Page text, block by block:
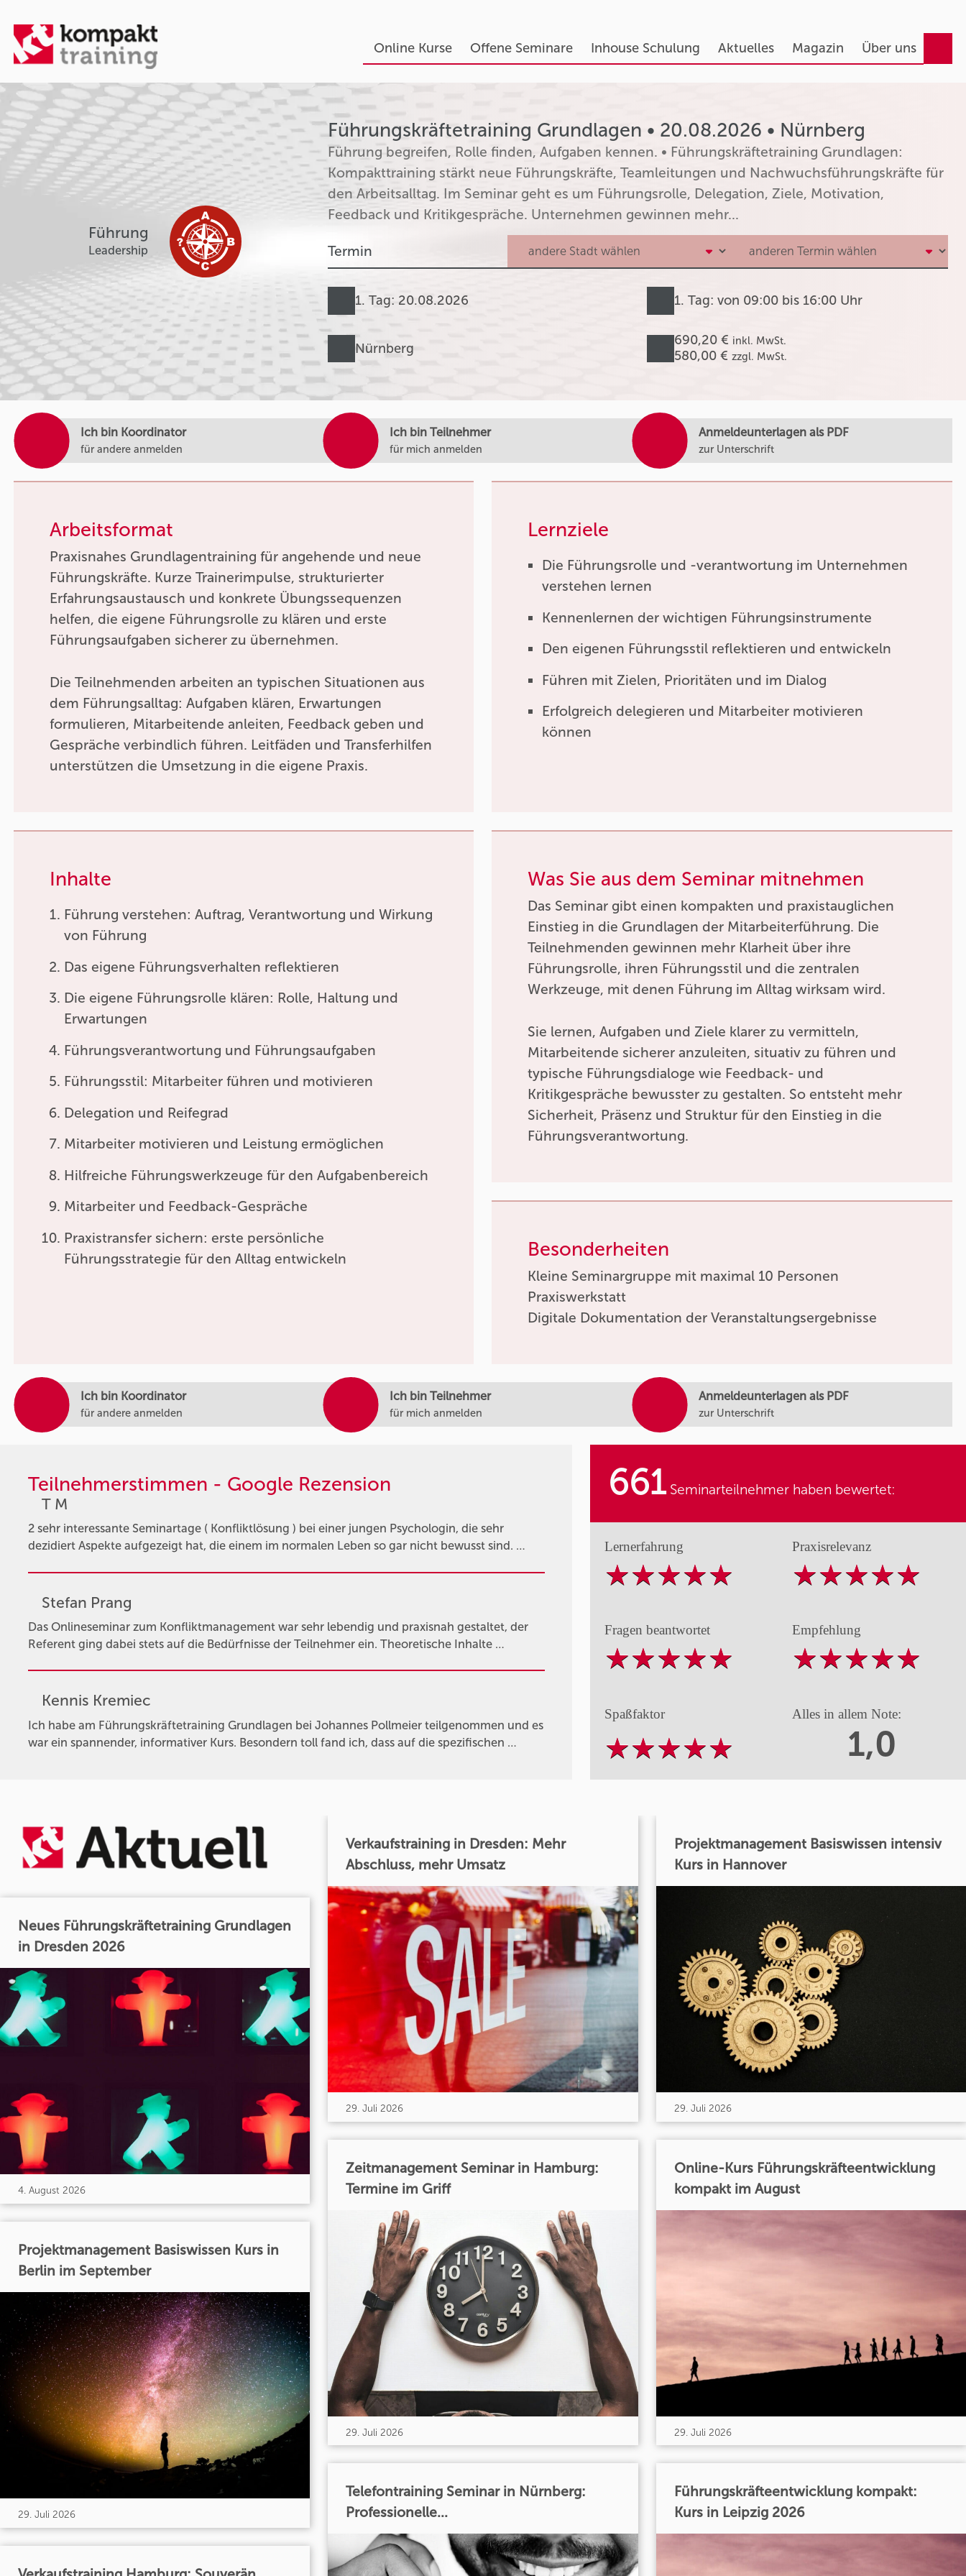
Online Kurse Offene Seminare Inhouse Schulung Aktuelles Magazin Über uns
Führung
Leadership
Führungskräftetraining Grundlagen • 20.08.2026 • Nürnberg
Führung begreifen, Rolle finden, Aufgaben kennen. • Führungskräftetraining Grundlagen:
Kompakttraining stärkt neue Führungskräfte, Teamleitungen und Nachwuchsführungskräfte für
den Arbeitsalltag. Im Seminar geht es um Führungsrolle, Delegation, Ziele, Motivation,
Feedback und Kritikgespräche. Unternehmen gewinnen mehr...
Termin
1. Tag: 20.08.2026 1. Tag: von 09:00 bis 16:00 Uhr
Nürnberg
690,20 € inkl. MwSt.
580,00 € zzgl. MwSt.
Ich bin Koordinator
für andere anmelden
Ich bin Teilnehmer
für mich anmelden
Anmeldeunterlagen als PDF
zur Unterschrift
Arbeitsformat
Praxisnahes Grundlagentraining für angehende und neue
Führungskräfte. Kurze Trainerimpulse, strukturierter
Erfahrungsaustausch und konkrete Übungssequenzen
helfen, die eigene Führungsrolle zu klären und erste
Führungsaufgaben sicherer zu übernehmen.
Die Teilnehmenden arbeiten an typischen Situationen aus
dem Führungsalltag: Aufgaben klären, Erwartungen
formulieren, Mitarbeitende anleiten, Feedback geben und
Gespräche verbindlich führen. Leitfäden und Transferhilfen
unterstützen die Umsetzung in die eigene Praxis.
Lernziele
Die Führungsrolle und -verantwortung im Unternehmen
verstehen lernen
Kennenlernen der wichtigen Führungsinstrumente
Den eigenen Führungsstil reflektieren und entwickeln
Führen mit Zielen, Prioritäten und im Dialog
Erfolgreich delegieren und Mitarbeiter motivieren
können
Inhalte
Führung verstehen: Auftrag, Verantwortung und Wirkung
von Führung
Das eigene Führungsverhalten reflektieren
Die eigene Führungsrolle klären: Rolle, Haltung und
Erwartungen
Führungsverantwortung und Führungsaufgaben
Führungsstil: Mitarbeiter führen und motivieren
Delegation und Reifegrad
Mitarbeiter motivieren und Leistung ermöglichen
Hilfreiche Führungswerkzeuge für den Aufgabenbereich
Mitarbeiter und Feedback-Gespräche
Praxistransfer sichern: erste persönliche
Führungsstrategie für den Alltag entwickeln
Was Sie aus dem Seminar mitnehmen
Das Seminar gibt einen kompakten und praxistauglichen
Einstieg in die Grundlagen der Mitarbeiterführung. Die
Teilnehmenden gewinnen mehr Klarheit über ihre
Führungsrolle, ihren Führungsstil und die zentralen
Werkzeuge, mit denen Führung im Alltag wirksam wird.
Sie lernen, Aufgaben und Ziele klarer zu vermitteln,
Mitarbeitende sicherer anzuleiten, situativ zu führen und
typische Führungsdialoge wie Feedback- und
Kritikgespräche bewusster zu gestalten. So entsteht mehr
Sicherheit, Präsenz und Struktur für den Einstieg in die
Führungsverantwortung.
Besonderheiten
Kleine Seminargruppe mit maximal 10 Personen
Praxiswerkstatt
Digitale Dokumentation der Veranstaltungsergebnisse
Ich bin Koordinator
für andere anmelden
Ich bin Teilnehmer
für mich anmelden
Anmeldeunterlagen als PDF
zur Unterschrift
Teilnehmerstimmen - Google Rezension
T M
2 sehr interessante Seminartage ( Konfliktlösung ) bei einer jungen Psychologin, die sehr
dezidiert Aspekte aufgezeigt hat, die einem im normalen Leben so gar nicht bewusst sind. …
Stefan Prang
Das Onlineseminar zum Konfliktmanagement war sehr lebendig und praxisnah gestaltet, der
Referent ging dabei stets auf die Bedürfnisse der Teilnehmer ein. Theoretische Inhalte …
Kennis Kremiec
Ich habe am Führungskräftetraining Grundlagen bei Johannes Pollmeier teilgenommen und es
war ein spannender, informativer Kurs. Besondern toll fand ich, dass auf die spezifischen …
661 Seminarteilnehmer haben bewertet:
Lernerfahrung Praxisrelevanz
Fragen beantwortet Empfehlung
Spaßfaktor Alles in allem Note:
1,0
Neues Führungskräftetraining Grundlagen
in Dresden 2026
4. August 2026
Projektmanagement Basiswissen Kurs in
Berlin im September
29. Juli 2026
Verkaufstraining in Dresden: Mehr
Abschluss, mehr Umsatz
29. Juli 2026
Zeitmanagement Seminar in Hamburg:
Termine im Griff
29. Juli 2026
Telefontraining Seminar in Nürnberg:
Professionelle...
Projektmanagement Basiswissen intensiv
Kurs in Hannover
29. Juli 2026
Online-Kurs Führungskräfteentwicklung
kompakt im August
29. Juli 2026
Führungskräfteentwicklung kompakt:
Kurs in Leipzig 2026